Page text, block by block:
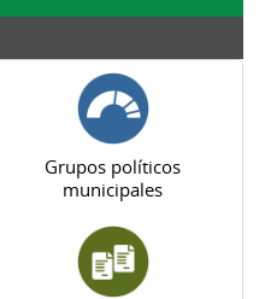
Grupos políticos
municipales